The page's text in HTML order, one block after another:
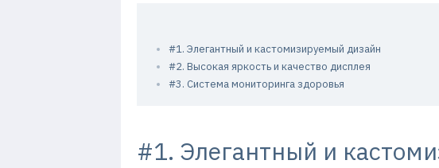
#1. Элегантный и кастомизируемый дизайн
#2. Высокая яркость и качество дисплея
#3. Система мониторинга здоровья
#1. Элегантный и